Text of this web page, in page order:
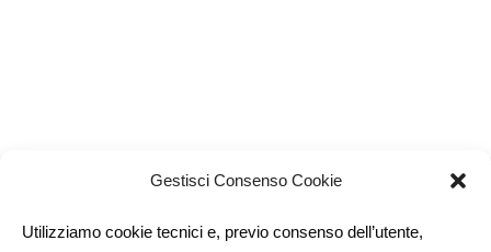
Gestisci Consenso Cookie
Utilizziamo cookie tecnici e, previo consenso dell’utente,